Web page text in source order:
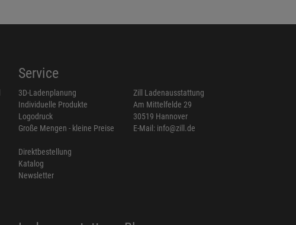
Service
3D-Ladenplanung
Individuelle Produkte
Logodruck
Große Mengen - kleine Preise
Direktbestellung
Katalog
Newsletter
Zill Ladenausstattung
Am Mittelfelde 29
30519 Hannover
E-Mail: info@zill.de